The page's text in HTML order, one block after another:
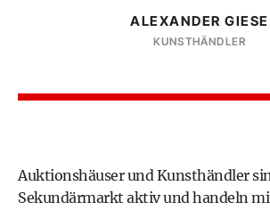
ALEXANDER GIESE
KUNSTHÄNDLER
Auktionshäuser und Kunsthändler
Sekundärmarkt aktiv und handeln